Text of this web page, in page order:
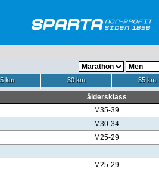
km 30 km 35 km
åldersklass
M35-39
M30-34
M25-29
M25-29